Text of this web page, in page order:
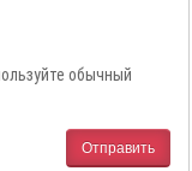
обычный
Отправить